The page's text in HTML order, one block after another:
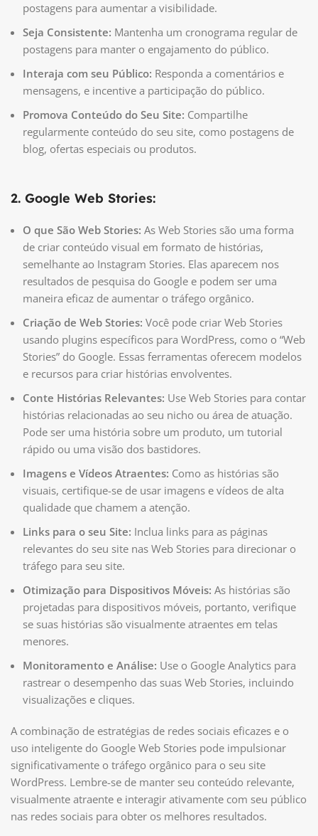
postagens para aumentar a visibilidade.
Seja Consistente: Mantenha um cronograma regular de
postagens para manter o engajamento do público.
Interaja com seu Público: Responda a comentários e
mensagens, e incentive a participação do público.
Promova Conteúdo do Seu Site: Compartilhe
regularmente conteúdo do seu site, como postagens de
blog, ofertas especiais ou produtos.
2. Google Web Stories:
O que São Web Stories: As Web Stories são uma forma
de criar conteúdo visual em formato de histórias,
semelhante ao Instagram Stories. Elas aparecem nos
resultados de pesquisa do Google e podem ser uma
maneira eficaz de aumentar o tráfego orgânico.
Criação de Web Stories: Você pode criar Web Stories
usando plugins específicos para WordPress, como o “Web
Stories” do Google. Essas ferramentas oferecem modelos
e recursos para criar histórias envolventes.
Conte Histórias Relevantes: Use Web Stories para contar
histórias relacionadas ao seu nicho ou área de atuação.
Pode ser uma história sobre um produto, um tutorial
rápido ou uma visão dos bastidores.
Imagens e Vídeos Atraentes: Como as histórias são
visuais, certifique-se de usar imagens e vídeos de alta
qualidade que chamem a atenção.
Links para o seu Site: Inclua links para as páginas
relevantes do seu site nas Web Stories para direcionar o
tráfego para seu site.
Otimização para Dispositivos Móveis: As histórias são
projetadas para dispositivos móveis, portanto, verifique
se suas histórias são visualmente atraentes em telas
menores.
Monitoramento e Análise: Use o Google Analytics para
rastrear o desempenho das suas Web Stories, incluindo
visualizações e cliques.
A combinação de estratégias de redes sociais eficazes e o
uso inteligente do Google Web Stories pode impulsionar
significativamente o tráfego orgânico para o seu site
WordPress. Lembre-se de manter seu conteúdo relevante,
visualmente atraente e interagir ativamente com seu público
nas redes sociais para obter os melhores resultados.